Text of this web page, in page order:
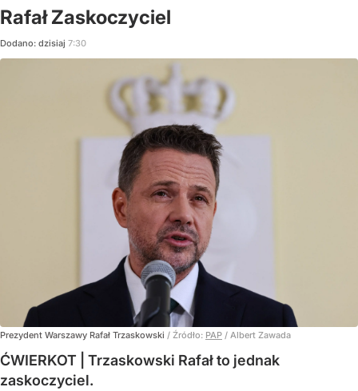
Rafał Zaskoczyciel
Dodano: dzisiaj 7:30
Prezydent Warszawy Rafał Trzaskowski / Źródło: PAP / Albert Zawada
ĆWIERKOT | Trzaskowski Rafał to jednak
zaskoczyciel.